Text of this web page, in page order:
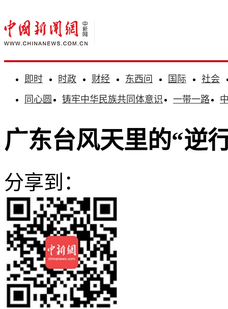
即时 时政 财经 东西问 国际
社会
同心圆
铸牢中华民族共同体意识 一带一路
广东台风天里的“逆
分享到：